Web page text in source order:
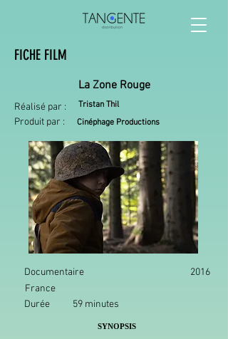
FICHE FILM
La Zone Rouge
Réalisé par : Tristan Thil
Produit par : Cinéphage Productions
Documentaire
2016
France
Durée
59 minutes
SYNOPSIS